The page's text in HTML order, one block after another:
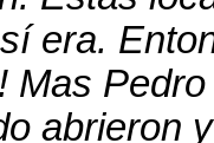
era.
Mas
abrieron